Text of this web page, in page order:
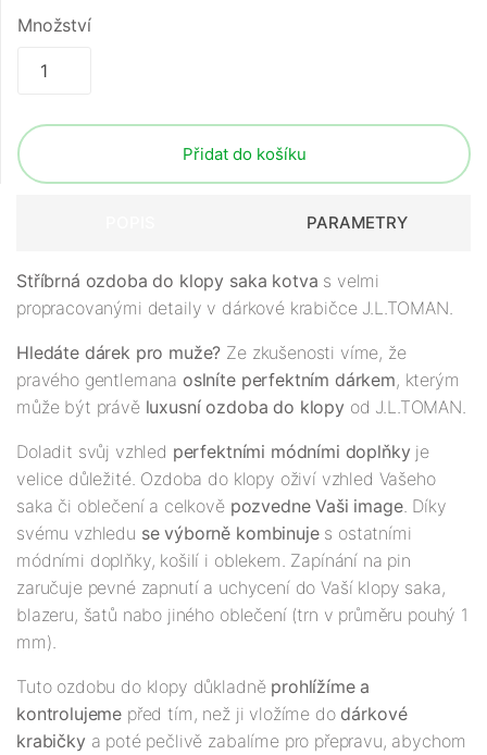
Množství
Přidat do košíku
PARAMETRY
Stříbrná ozdoba do klopy saka kotva s velmi
propracovanými detaily v dárkové krabičce J.L.TOMAN.
Hledáte dárek pro muže? Ze zkušenosti víme, že
pravého gentlemana oslníte perfektním dárkem, kterým
může být právě luxusní ozdoba do klopyod J.L.TOMAN.
Doladit svůj vzhled perfektními módními doplňky je
velice důležité. Ozdoba do klopy oživí vzhled Vašeho
saka či oblečení a celkově pozvedne Vaši image. Díky
svému vzhledu se výborně kombinuje s ostatními
módními doplňky, košilí i oblekem. Zapínání na pin
zaručuje pevné zapnutí a uchycení do Vaší klopy saka,
blazeru, šatů nabo jiného oblečení (trn v průměru pouhý 1
mm).
Tuto ozdobu do klopy důkladně prohlížíme a
kontrolujeme před tím, než ji vložíme do dárkové
krabičkya poté pečlivě zabalíme pro přepravu, abychom